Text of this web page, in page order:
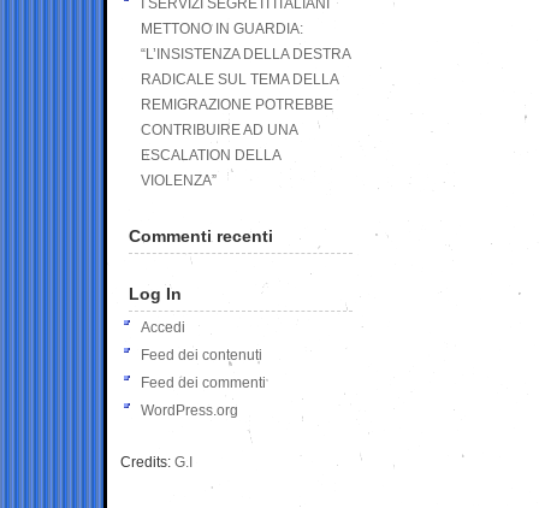
I SERVIZI SEGRETI ITALIANI
METTONO IN GUARDIA:
“L’INSISTENZA DELLA DESTRA
RADICALE SUL TEMA DELLA
REMIGRAZIONE POTREBBE
CONTRIBUIRE AD UNA
ESCALATION DELLA
VIOLENZA”
Commenti recenti
Log In
Accedi
Feed dei contenuti
Feed dei commenti
WordPress.org
Credits: G.I